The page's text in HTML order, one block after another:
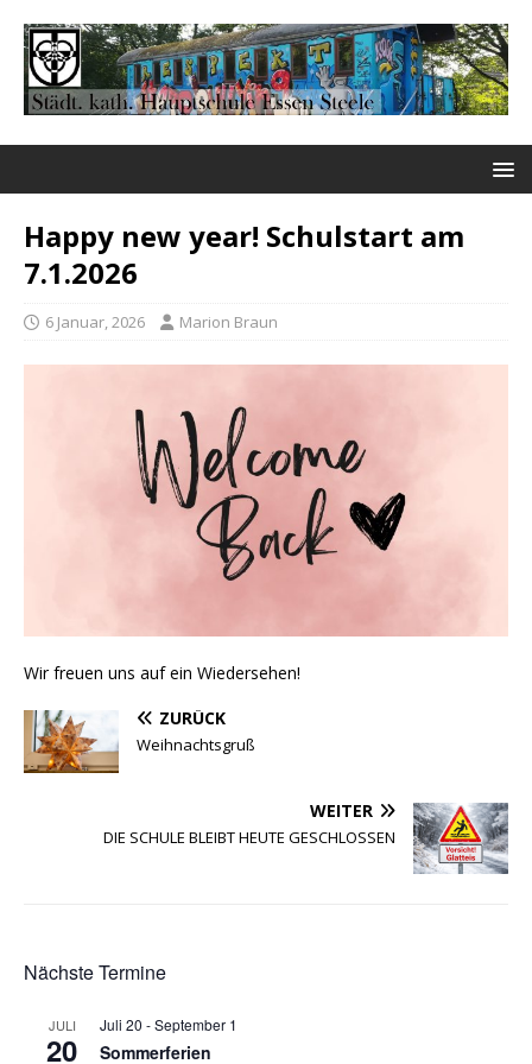
Happy new year! Schulstart am
7.1.2026
6 Januar, 2026 Marion Braun
Wir freuen uns auf ein Wiedersehen!
ZURÜCK
Weihnachtsgruß
WEITER
DIE SCHULE BLEIBT HEUTE GESCHLOSSEN
Nächste Termine
JULI
20
Juli 20 -September 1
Sommerferien